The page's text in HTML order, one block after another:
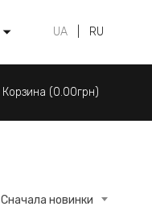
UA RU
Корзина (0.00грн)
Сначала новинки